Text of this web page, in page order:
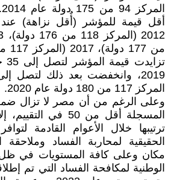
المركز 117 من 180 دولة عام 2020.
وعلى الرغم من أن مصر لا تزال
المسجلة أقل من 50
ترتيبها خلال الأعوام القادمة
الحقيقية لمحاربة الفساد
مكان وعلى كافة المستويات في ظل